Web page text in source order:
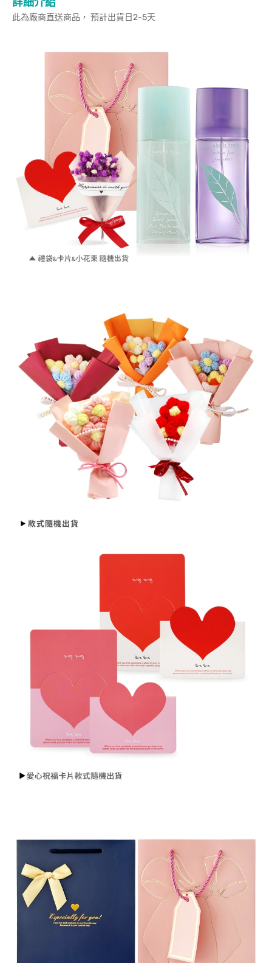
此為廠商直送商品， 預計出貨日2-5天